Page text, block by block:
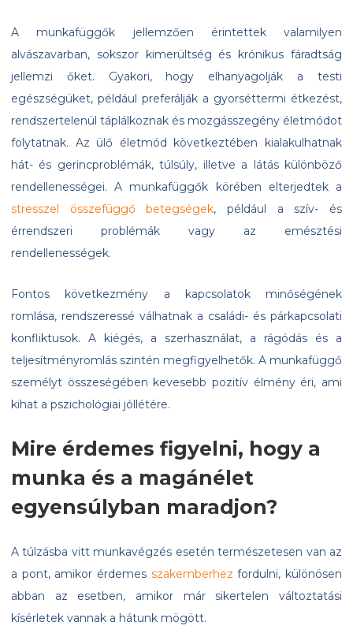
A munkafüggők jellemzően érintettek valamilyen
alvászavarban, sokszor kimerültség és krónikus fáradtság
jellemzi őket. Gyakori, hogy elhanyagolják a testi
egészségüket, például preferálják a gyorséttermi étkezést,
rendszertelenül táplálkoznak és mozgásszegény életmódot
folytatnak. Az ülő életmód következtében kialakulhatnak
hát- és gerincproblémák, túlsúly, illetve a látás különböző
rendellenességei. A munkafüggők körében elterjedtek a
stresszel összefüggő betegségek, például a szív- és
érrendszeri problémák vagy az emésztési
rendellenességek.
Fontos következmény a kapcsolatok minőségének
romlása, rendszeressé válhatnak a családi- és párkapcsolati
konfliktusok. A kiégés, a szerhasználat, a rágódás és a
teljesítményromlás szintén megfigyelhetők. A munkafüggő
személyt összeségében kevesebb pozitív élmény éri, ami
kihat a pszichológiai jóllétére.
Mire érdemes figyelni, hogy a
munka és a magánélet
egyensúlyban maradjon?
A túlzásba vitt munkavégzés esetén természetesen van az
a pont, amikor érdemes szakemberhez fordulni, különösen
abban az esetben, amikor már sikertelen változtatási
kísérletek vannak a hátunk mögött.